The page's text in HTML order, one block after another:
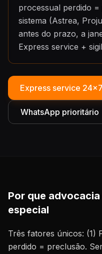
processual perdido =
sistema (Astrea,
antes do prazo, a
Express service +
Express service 24×7
WhatsApp prioritário
Por que
especial
Três fatores únicos: (1)
perdido = preclusão.